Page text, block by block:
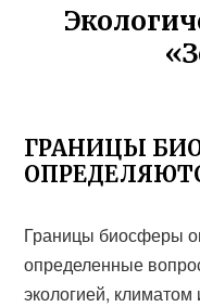
ГРАНИЦЫ
Границы биосферы
определенные
экологией,